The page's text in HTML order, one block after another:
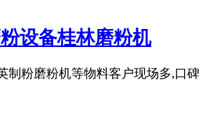
设备桂林磨粉机
制粉磨粉机等物料客户现场多,